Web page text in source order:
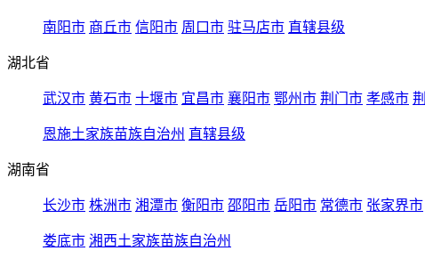
南阳市 商丘市 信阳市 周口市 驻马店市 直辖县级
湖北省
武汉市 黄石市 十堰市 宜昌市 襄阳市 鄂州市 荆门市 孝感市
恩施土家族苗族自治州 直辖县级
湖南省
长沙市 株洲市 湘潭市 衡阳市 邵阳市 岳阳市 常德市 张家界市
娄底市 湘西土家族苗族自治州